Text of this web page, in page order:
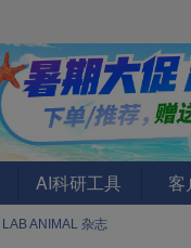
AI科研工具 客
LAB ANIMAL 杂志